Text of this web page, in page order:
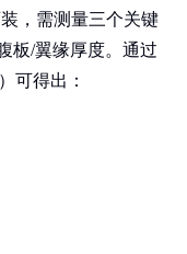
，需测量三个关键
板/翼缘厚度。通过
可得出：